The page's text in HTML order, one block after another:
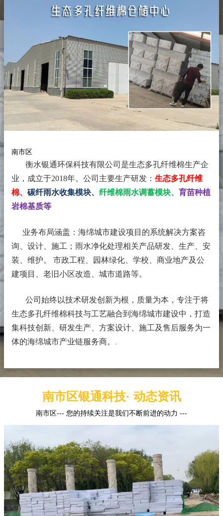
南市区
衡水银通环保科技有限公司是生态多孔纤维棉生产企
业，成立于2018年。 公司主要生产研发： 生态多孔纤维
棉、 碳纤雨水收集模块、 纤维棉雨水调蓄模块、 育苗种植
岩棉基质等
业务布局涵盖：海绵城市建设项目的系统解决方案咨
询、设计、施工；雨水净化处理相关产品研发、生产、安
装、维护。 市政工程、园林绿化、学校、商业地产及公
建项目、老旧小区改造、城市道路等。
公司始终以技术研发创新为根，质量为本，专注于将
生态多孔纤维棉科技与工艺融合到海绵城市建设中，打造
集科技创新、研发生产、方案设计、施工及售后服务为一
体的海绵城市产业链服务商。
南市区银通科技· 动态资讯
南市区--- 您的持续关注是我们不断前进的动力 ---